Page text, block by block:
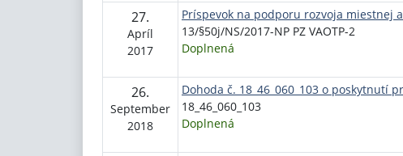
27.
Apríl
2017
Príspevok na podporu rozvoja miestnej
13/§50j/NS/2017-NP PZ VAOTP-2
Doplnená
26.
September
2018
Dohoda č. 18_46_060_103 o poskytnutí
18_46_060_103
Doplnená